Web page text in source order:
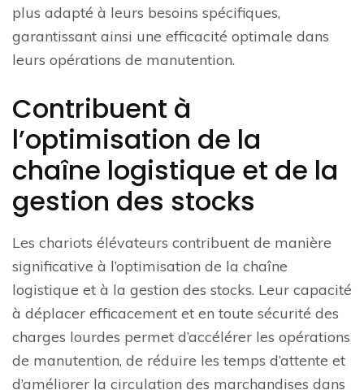
plus adapté à leurs besoins spécifiques,
garantissant ainsi une efficacité optimale dans
leurs opérations de manutention.
Contribuent à
l’optimisation de la
chaîne logistique et de la
gestion des stocks
Les chariots élévateurs contribuent de manière
significative à l’optimisation de la chaîne
logistique et à la gestion des stocks. Leur capacité
à déplacer efficacement et en toute sécurité des
charges lourdes permet d’accélérer les opérations
de manutention, de réduire les temps d’attente et
d’améliorer la circulation des marchandises dans